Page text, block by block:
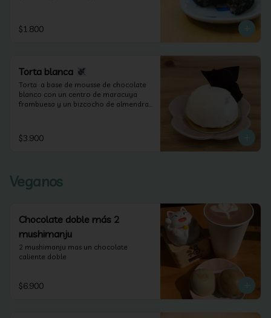
$1.800
Torta blanca
Torta  a base de mousse de chocolate
blanco con un centro de maracuya
frambuesa y un bizcocho de almendras
$3.900
Veganos
Chocolate doble más 2
mushimanju
2 mushimanju mas un chocolate
caliente doble
$6.900